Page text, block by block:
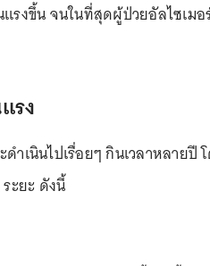
รงขึ้น จนในที่สุดผู้ป่วยอัลไซเมอ
รง
ดำเนินไปเรื่อยๆ กินเวลาหลายปี
ะยะ ดังนี้